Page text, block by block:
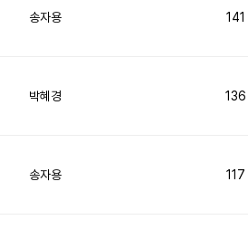
송자용 141
박혜경 136
송자용 117